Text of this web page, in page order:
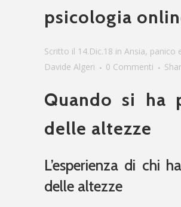
psicologia
Scritto il 14.Dic.18 in Ansia, panico
Davide Algeri
0 Commenti
Quando si ha
delle altezze
L’esperienza di chi
delle altezze